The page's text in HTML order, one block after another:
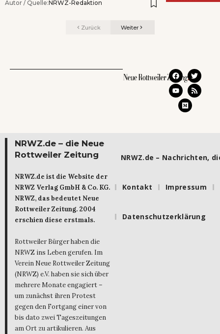
Autor / Quelle:NRWZ-Redaktion
Zurück Weiter
NRWZ.de – die Neue
Rottweiler Zeitung
NRWZ.de ist die Website der
NRWZ Verlag GmbH & Co. KG.
NRWZ, das bedeutet Neue
Rottweiler Zeitung. 2004
erschien diese erstmals.
Rottweiler Bürger haben die
NRWZ ins Leben gerufen. Im
Verein Neue Rottweiler Zeitung
(NRWZ) e.V. haben sie sich über
mehrere Monate engagiert –
um zunächst ihren Protest
gegen den Fortgang einer von
bis dato zwei Tageszeitungen
am Ort zu artikulieren. Aus
NRWZ.de – Nachrichten,
Kontakt Impressum
Datenschutzerklärung